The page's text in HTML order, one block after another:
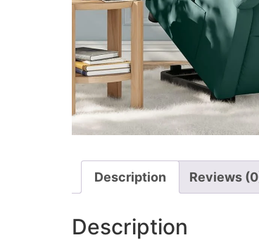
Description Reviews
Description